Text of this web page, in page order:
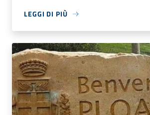
LEGGI DI PIÙ